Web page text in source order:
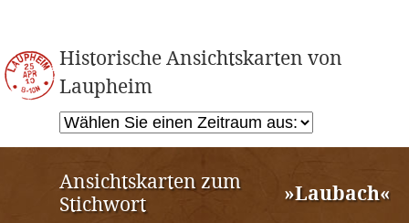
Historische Ansichtskarten von
Laupheim
Ansichtskarten zum
Stichwort
»Laubach«